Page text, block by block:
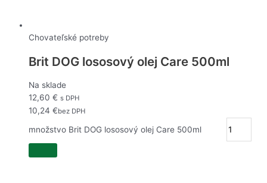
Chovateľské potreby
Brit DOG lososový olej Care 500ml
Na sklade
12,60 € s DPH
10,24 €bez DPH
množstvo Brit DOG lososový olej Care 500ml